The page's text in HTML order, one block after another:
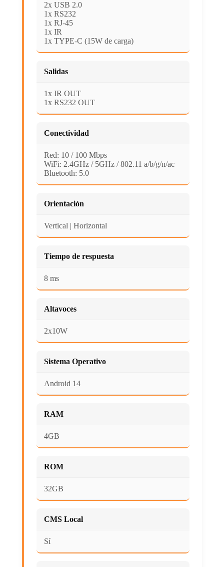
2x USB 2.0
1x RS232
1x RJ-45
1x IR
1x TYPE-C (15W de carga)
Salidas
1x IR OUT
1x RS232 OUT
Conectividad
Red: 10 / 100 Mbps
WiFi: 2.4GHz / 5GHz / 802.11 a/b/g/n/ac
Bluetooth: 5.0
Orientación
Vertical | Horizontal
Tiempo de respuesta
8 ms
Altavoces
2x10W
Sistema Operativo
Android 14
RAM
4GB
ROM
32GB
CMS Local
Sí